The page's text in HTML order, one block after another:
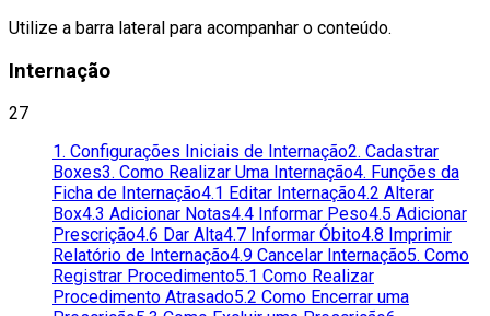
Utilize a barra lateral para acompanhar o conteúdo.
Internação
27
1. Configurações Iniciais de Internação2. Cadastrar
Boxes3. Como Realizar Uma Internação4. Funções da
Ficha de Internação4.1 Editar Internação4.2 Alterar
Box4.3 Adicionar Notas4.4 Informar Peso4.5 Adicionar
Prescrição4.6 Dar Alta4.7 Informar Óbito4.8 Imprimir
Relatório de Internação4.9 Cancelar Internação5. Como
Registrar Procedimento5.1 Como Realizar
Procedimento Atrasado5.2 Como Encerrar uma